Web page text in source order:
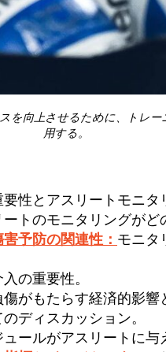
を向上させるために、トレ
用する。
性とアスリートモニタ
トのモニタリングがど
予防の関連性： モニタ
の重要性。
傷がもたらす経済的影響
ディスカッション。
ールがアスリートに与